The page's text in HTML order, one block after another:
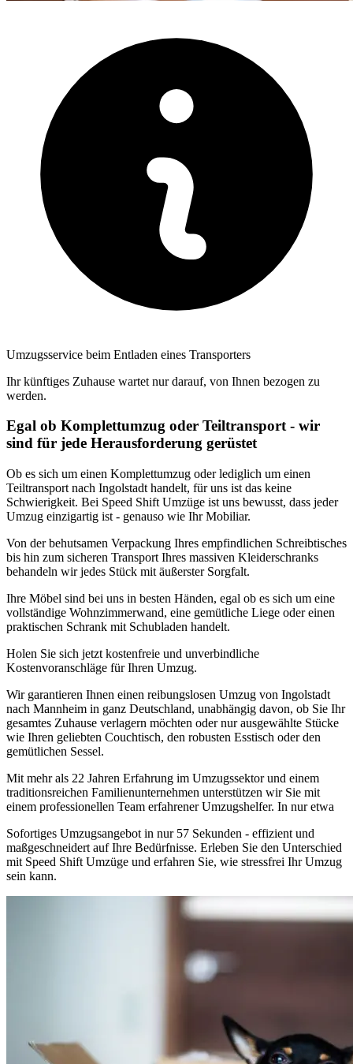
Umzugsservice beim Entladen eines Transporters
Ihr künftiges Zuhause wartet nur darauf, von Ihnen bezogen zu
werden.
Egal ob Komplettumzug oder Teiltransport - wir
sind für jede Herausforderung gerüstet
Ob es sich um einen Komplettumzug oder lediglich um einen
Teiltransport nach Ingolstadt handelt, für uns ist das keine
Schwierigkeit. Bei Speed Shift Umzüge ist uns bewusst, dass jeder
Umzug einzigartig ist - genauso wie Ihr Mobiliar.
Von der behutsamen Verpackung Ihres empfindlichen Schreibtisches
bis hin zum sicheren Transport Ihres massiven Kleiderschranks
behandeln wir jedes Stück mit äußerster Sorgfalt.
Ihre Möbel sind bei uns in besten Händen, egal ob es sich um eine
vollständige Wohnzimmerwand, eine gemütliche Liege oder einen
praktischen Schrank mit Schubladen handelt.
Holen Sie sich jetzt kostenfreie und unverbindliche
Kostenvoranschläge für Ihren Umzug.
Wir garantieren Ihnen einen reibungslosen Umzug von Ingolstadt
nach Mannheim in ganz Deutschland, unabhängig davon, ob Sie Ihr
gesamtes Zuhause verlagern möchten oder nur ausgewählte Stücke
wie Ihren geliebten Couchtisch, den robusten Esstisch oder den
gemütlichen Sessel.
Mit mehr als 22 Jahren Erfahrung im Umzugssektor und einem
traditionsreichen Familienunternehmen unterstützen wir Sie mit
einem professionellen Team erfahrener Umzugshelfer. In nur etwa
Sofortiges Umzugsangebot in nur 57 Sekunden - effizient und
maßgeschneidert auf Ihre Bedürfnisse. Erleben Sie den Unterschied
mit Speed Shift Umzüge und erfahren Sie, wie stressfrei Ihr Umzug
sein kann.